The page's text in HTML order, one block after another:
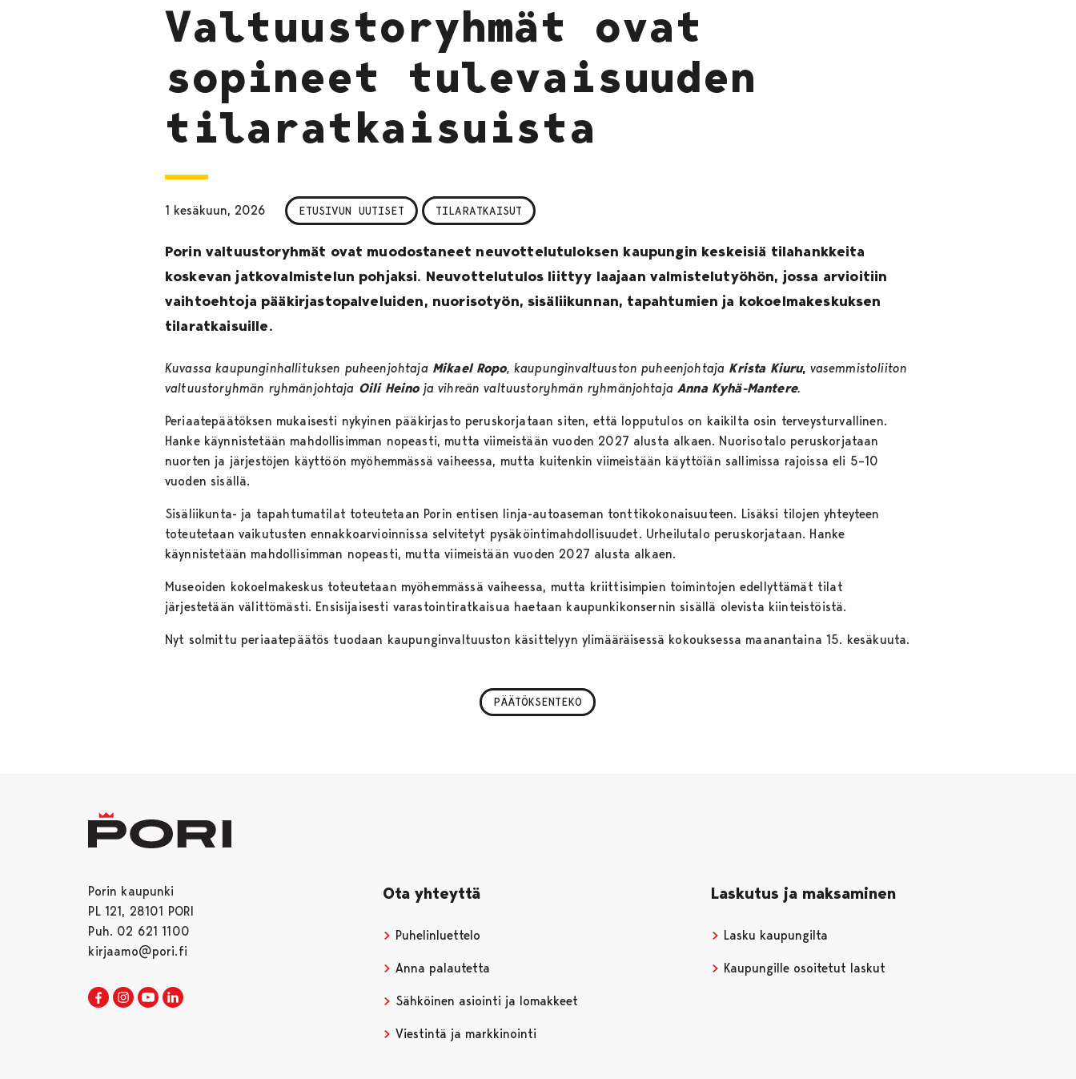
Valtuustoryhmät ovat
sopineet tulevaisuuden
tilaratkaisuista
1 kesäkuun, 2026 ETUSIVUN UUTISET TILARATKAISUT
Porin valtuustoryhmät ovat muodostaneet neuvottelutuloksen kaupungin keskeisiä tilahankkeita
koskevan jatkovalmistelun pohjaksi. Neuvottelutulos liittyy laajaan valmistelutyöhön, jossa arvioitiin
vaihtoehtoja pääkirjastopalveluiden, nuorisotyön, sisäliikunnan, tapahtumien ja kokoelmakeskuksen
tilaratkaisuille.
Kuvassa kaupunginhallituksen puheenjohtaja Mikael Ropo, kaupunginvaltuuston puheenjohtaja Krista Kiuru, vasemmistoliiton
valtuustoryhmän ryhmänjohtaja Oili Heino ja vihreän valtuustoryhmän ryhmänjohtaja Anna Kyhä-Mantere.
Periaatepäätöksen mukaisesti nykyinen pääkirjasto peruskorjataan siten, että lopputulos on kaikilta osin terveysturvallinen.
Hanke käynnistetään mahdollisimman nopeasti, mutta viimeistään vuoden 2027 alusta alkaen. Nuorisotalo peruskorjataan
nuorten ja järjestöjen käyttöön myöhemmässä vaiheessa, mutta kuitenkin viimeistään käyttöiän sallimissa rajoissa eli 5–10
vuoden sisällä.
Sisäliikunta- ja tapahtumatilat toteutetaan Porin entisen linja-autoaseman tonttikokonaisuuteen. Lisäksi tilojen yhteyteen
toteutetaan vaikutusten ennakkoarvioinnissa selvitetyt pysäköintimahdollisuudet. Urheilutalo peruskorjataan. Hanke
käynnistetään mahdollisimman nopeasti, mutta viimeistään vuoden 2027 alusta alkaen.
Museoiden kokoelmakeskus toteutetaan myöhemmässä vaiheessa, mutta kriittisimpien toimintojen edellyttämät tilat
järjestetään välittömästi. Ensisijaisesti varastointiratkaisua haetaan kaupunkikonsernin sisällä olevista kiinteistöistä.
Nyt solmittu periaatepäätös tuodaan kaupunginvaltuuston käsittelyyn ylimääräisessä kokouksessa maanantaina 15. kesäkuuta.
PÄÄTÖKSENTEKO
Porin kaupunki
PL 121, 28101 PORI
Puh. 02 621 1100
kirjaamo@pori.fi
Porin kaupunki Facebookissa
Avautuu uudessa välilehdessä
Porin kaupunki Instagramissa
Avautuu uudessa välilehdessä
Porin kaupunki Youtubessa
Avautuu uudessa välilehdessä
Ota yhteyttä
Puhelinluettelo
Anna palautetta
Sähköinen asiointi ja lomakkeet
Viestintä ja markkinointi
Laskutus ja maksaminen
Lasku kaupungilta
Kaupungille osoitetut laskut